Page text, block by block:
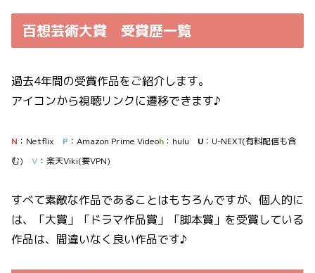
百想芸術大賞 受賞歴一覧
過去4年間の受賞作品をご紹介します。
アイコンから視聴リンクに遷移できます♪
N ：Netflix P ：Amazon Prime Videoh ：hulu U ：U-NEXT(有料配信も含
む) V ：楽天Viki(要VPN)
すべて素敵な作品であることはもちろんですが、個人的に
は、「大賞」「ドラマ作品賞」「脚本賞」を受賞している
作品は、間違いなく良い作品です♪